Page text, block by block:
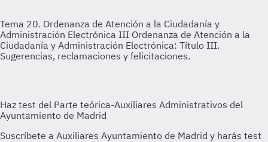
Tema 20. Ordenanza de Atención a la Ciudadanía y
Administración Electrónica III Ordenanza de Atención a la
Ciudadanía y Administración Electrónica: Título III.
Sugerencias, reclamaciones y felicitaciones.